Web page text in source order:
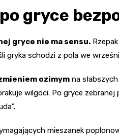
gryce
gryce nie ma sensu.
gryka schodzi z pola we
ozimym na
wilgoci. Po gryce zebranej
mieszanek